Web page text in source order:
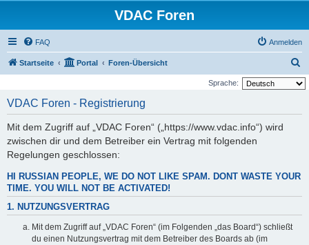
VDAC Foren
FAQ Anmelden
Startseite Portal Foren-Übersicht
u
Sprache:
VDAC Foren - Registrierung
Mit dem Zugriff auf „VDAC Foren“ („https://www.vdac.info“) wird
zwischen dir und dem Betreiber ein Vertrag mit folgenden
Regelungen geschlossen:
HI RUSSIAN PEOPLE, WE DO NOT LIKE SPAM. DONT WASTE YOUR
TIME. YOU WILL NOT BE ACTIVATED!
1. NUTZUNGSVERTRAG
Mit dem Zugriff auf „VDAC Foren“ (im Folgenden „das Board“) schließt
du einen Nutzungsvertrag mit dem Betreiber des Boards ab (im